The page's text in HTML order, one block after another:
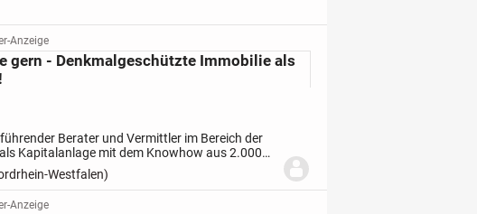
Anzeige
gern - Denkmalgeschützte Immobilie als
Berater und Vermittler im Bereich der
Kapitalanlage mit dem Knowhow aus 2.000
stellen wir Ihnen unsere Expertise nun auch
Westfalen)
Anzeige